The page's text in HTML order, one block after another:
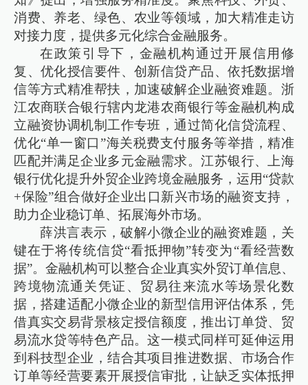
消费、养老、绿色、农业等领域，加大精准走访
对接力度，提供多元化综合金融服务。
在政策引导下，金融机构通过开展信用修
复、优化授信要件、创新信贷产品、依托数据增
信等方式精准帮扶，加速破解企业融资难题。浙
江农商联合银行辖内龙港农商银行等金融机构成
立融资协调机制工作专班，通过简化信贷流程、
优化“单一窗口”海关税费支付服务等举措，精准
匹配并满足企业多元金融需求。江苏银行、上海
银行优化提升外贸企业跨境金融服务，运用“贷款
+保险”组合做好企业出口新兴市场的融资支持，
助力企业稳订单、拓展海外市场。
薛洪言表示，破解小微企业的融资难题，关
键在于将传统信贷“看抵押物”转变为“看经营数
据”。金融机构可以整合企业真实外贸订单信息、
跨境物流通关凭证、贸易往来流水等场景化数
据，搭建适配小微企业的新型信用评估体系，凭
借真实交易背景核定授信额度，推出订单贷、贸
易流水贷等特色产品。这一模式同样可延伸运用
到科技型企业，结合其项目推进数据、市场合作
订单等经营要素开展授信审批，让缺乏实体抵押